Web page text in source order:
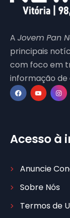
A Jovem Pan
principais
com foco em
informação de
Acesso à
Anuncie
Sobre Nós
Termos de